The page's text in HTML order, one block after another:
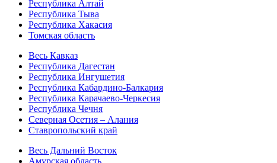
Республика Алтай
Республика Тыва
Республика Хакасия
Томская область
Весь Кавказ
Республика Дагестан
Республика Ингушетия
Республика Кабардино-Балкария
Республика Карачаево-Черкесия
Республика Чечня
Северная Осетия – Алания
Ставропольский край
Весь Дальний Восток
Амурская область